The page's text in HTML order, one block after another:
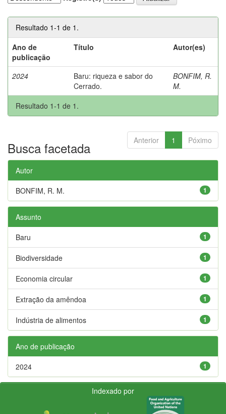
Resultado 1-1 de 1.
Ano de
publicação
Título Autor(es)
2024
Baru: riqueza e sabor do
Cerrado.
BONFIM, R.
M.
Resultado 1-1 de 1.
Anterior 1 Póximo
Busca facetada
Autor
1
BONFIM, R. M.
Assunto
1
Baru
1
Biodiversidade
1
Economia circular
1
Extração da amêndoa
1
Indústria de alimentos
Ano de publicação
1
2024
Indexado por